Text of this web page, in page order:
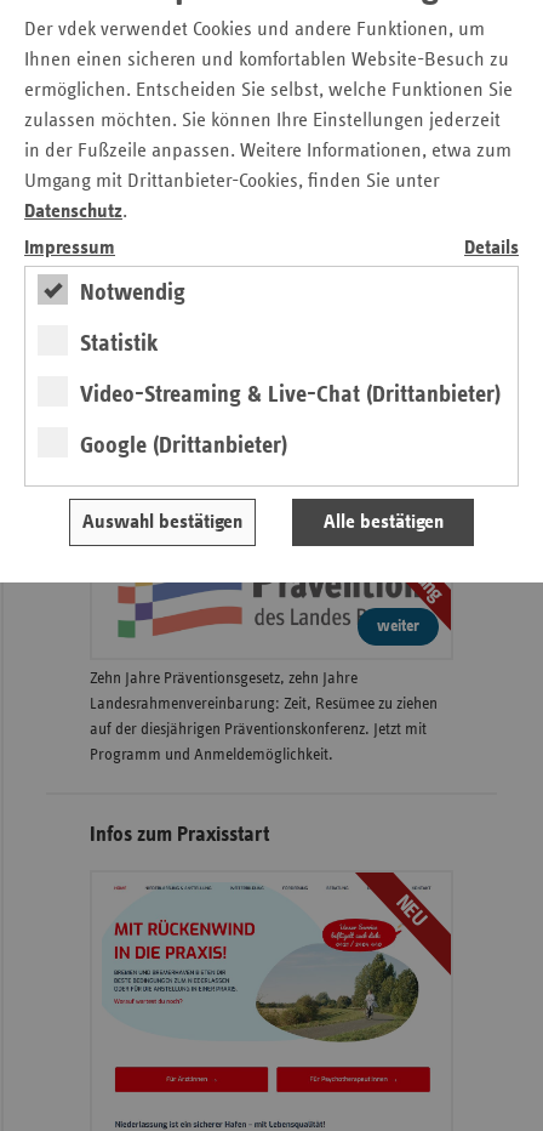
Der vdek verwendet Cookies und andere Funktionen, um
Ihnen einen sicheren und komfortablen Website-Besuch zu
ermöglichen. Entscheiden Sie selbst, welche Funktionen Sie
zulassen möchten. Sie können Ihre Einstellungen jederzeit
in der Fußzeile anpassen. Weitere Informationen, etwa zum
Umgang mit Drittanbieter-Cookies, finden Sie unter
Datenschutz.
Impressum
Details
Notwendig
Statistik
Video-Streaming & Live-Chat (Drittanbieter)
Google (Drittanbieter)
Auswahl bestätigen Alle bestätigen
finden Sie hier:
Stand: 29.04.2019
Federführerschaft: Gesundheitliche
Versorgungsplanung für die letzte Lebensphase nach
§ 132g SGB V
Seitennavigation
Seitenleiste
mit
weiteren
Informationen
Auf einen Blick
Pressemitteilungen
Kontakt und Anfahrt
Fokus
6. Präventionskonferenz am 23.09.2026
Anmeldung
weiter
Zehn Jahre Präventionsgesetz, zehn Jahre
Landesrahmenvereinbarung: Zeit, Resümee zu ziehen
auf der diesjährigen Präventionskonferenz. Jetzt mit
Programm und Anmeldemöglichkeit.
Infos zum Praxisstart
NEU